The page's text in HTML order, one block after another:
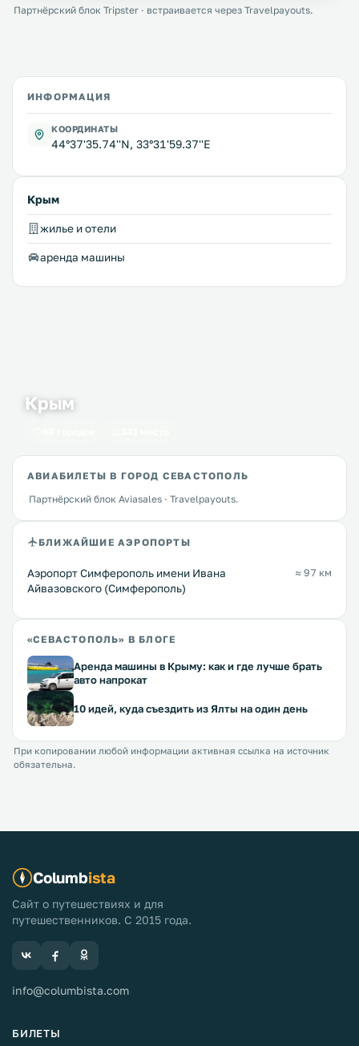
Партнёрский блок Tripster · встраивается через Travelpayouts.
ИНФОРМАЦИЯ
КООРДИНАТЫ
44°37'35.74''N, 33°31'59.37''E
Крым
жилье и отели
аренда машины
Крым
АВИАБИЛЕТЫ В ГОРОД СЕВАСТОПОЛЬ
Партнёрский блок Aviasales · Travelpayouts.
БЛИЖАЙШИЕ АЭРОПОРТЫ
Аэропорт Симферополь имени Ивана
Айвазовского (Симферополь)
≈ 97 км
«СЕВАСТОПОЛЬ» В БЛОГЕ
Аренда машины в Крыму: как и где лучше брать
авто напрокат
10 идей, куда съездить из Ялты на один день
При копировании любой информации активная ссылка на источник
обязательна.
Columbista
Сайт о путешествиях и для
путешественников. С 2015 года.
info@columbista.com
БИЛЕТЫ